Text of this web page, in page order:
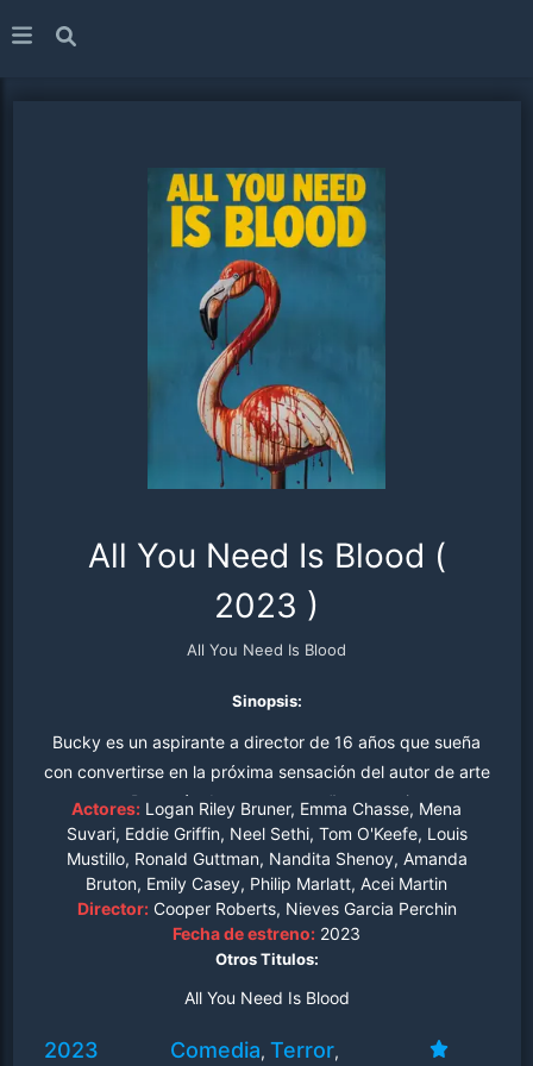
All You Need Is Blood (
2023 )
All You Need Is Blood
Sinopsis:
Bucky es un aspirante a director de 16 años que sueña
con convertirse en la próxima sensación del autor de arte
y ensayo. Después de que un extraño meteorito cae en
su patio trasero y convierte a su padre en un zombi
devorador de cerebros, Bucky y sus amigos aprovechan
la oportunidad para crear la película de terror definitiva,
protagonizada por su padre no-muerto.
Actores: Logan Riley Bruner, Emma Chasse, Mena
Suvari, Eddie Griffin, Neel Sethi, Tom O'Keefe, Louis
Mustillo, Ronald Guttman, Nandita Shenoy, Amanda
Bruton, Emily Casey, Philip Marlatt, Acei Martin
Director: Cooper Roberts, Nieves Garcia Perchin
Fecha de estreno: 2023
Otros Titulos:
All You Need Is Blood
2023 Comedia, Terror,